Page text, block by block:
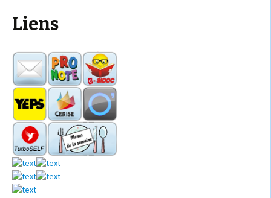
Liens